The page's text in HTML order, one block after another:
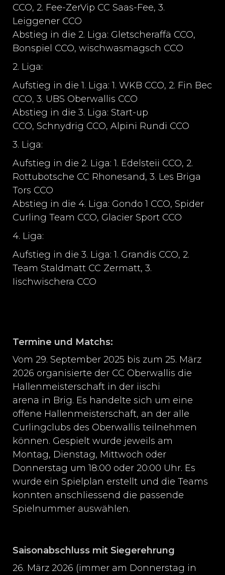
CCO, 2. Fee-ZerVip CC Saas-Fee, 3.
Leiggener CCO
Abstieg in die 2. Liga: Gletscheraffä CCO,
Bonspiel CCO, wischwasmagsch CCO
2. Liga:
Aufstieg in die 1. Liga: 1. WKB CCO, 2. Fin Bec
CCO, 3. UBS Oberwallis CCO
Abstieg in die 3. Liga: Start-up
CCO, Schnydrig CCO, Alpini Rundi CCO
3. Liga:
Aufstieg in die 2. Liga: 1. Edelsteii CCO, 2.
Rottubotsche CC Rhonesand, 3. Les Briga
Tors CCO
Abstieg in die 4. Liga: Gondo 1 CCO, Spider
Curling Team CCO, Glacier Sport CCO
4. Liga:
Aufstieg in die 3. Liga: 1. Grandis CCO, 2.
Team Staldmatt CC Zermatt, 3.
Iischwischera CCO
Termine und Matchs:
Vom 29. September 2025 bis zum 25. März
2026 organisierte der CC Oberwallis die
Hallenmeisterschaft in der iischi
arena in Brig. Es handelte sich um eine
offene Hallenmeisterschaft, an der alle
Curlingclubs des Oberwallis teilnehmen
können. Gespielt wurde jeweils am
Montag, Dienstag, Mittwoch oder
Donnerstag um 18:00 oder 20:00 Uhr. Es
wurde ein Spielplan erstellt und die Teams
konnten anschliessend die passende
Spielnummer auswählen.
Saisonabschluss mit Siegerehrung
26. März 2026 (immer am Donnerstag in